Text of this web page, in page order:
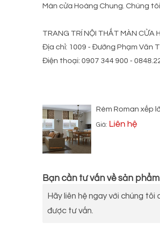
Màn cửa Hoàng Chung. Chúng
TRANG TRÍ NỘI THẤT MÀN CỬA
Địa chỉ: 1009 - Đường Phạm Văn
Điện thoại: 0907 344 900 -
Rèm Roman xếp
Giá: Liên hệ
Bạn cần tư vấn về sản phẩm
Hãy liên hệ ngay với chúng tôi
được tư vấn.